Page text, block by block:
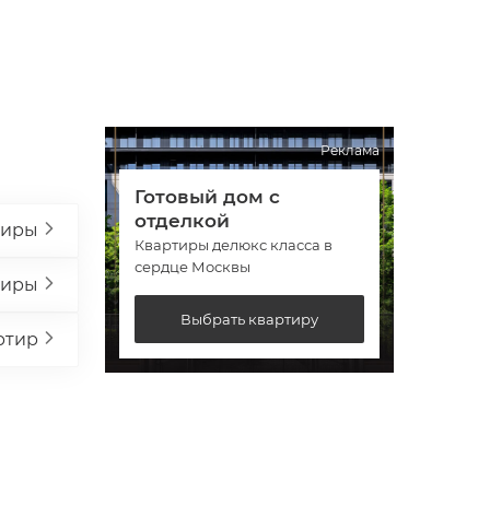
Реклама
Готовый дом с
отделкой
Квартиры делюкс класса в
сердце Москвы
Выбрать квартиру